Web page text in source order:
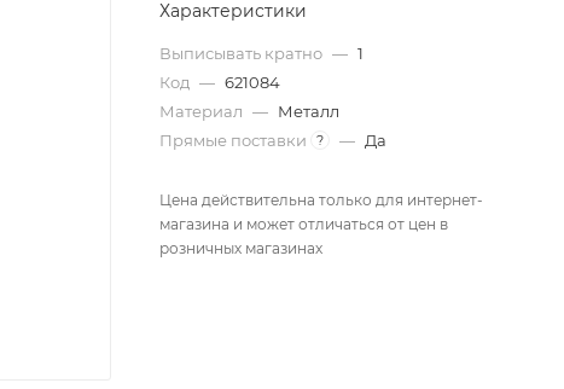
Характеристики
Выписывать кратно — 1
Код — 621084
Материал — Металл
Прямые поставки
? — Да
Цена действительна только для интернет-
магазина и может отличаться от цен в
розничных магазинах